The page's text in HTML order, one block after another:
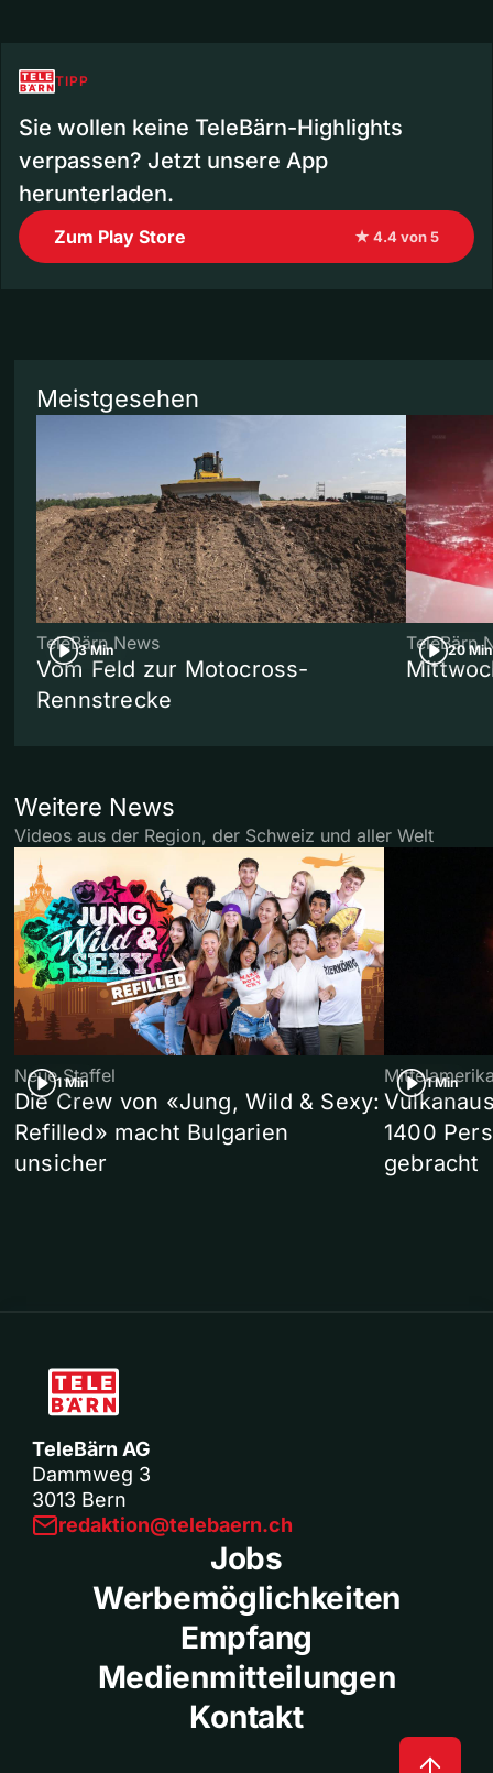
TIPP
Sie wollen keine TeleBärn-Highlights
verpassen? Jetzt unsere App
herunterladen.
Zum Play Store ★ 4.4 von 5
Meistgesehen
3 Min
TeleBärn News
Vom Feld zur Motocross-
Rennstrecke
20 Min
TeleBärn
Weitere News
Videos aus der Region, der Schweiz und aller Welt
1 Min
Neue Staffel
Die Crew von «Jung, Wild & Sexy:
Refilled» macht Bulgarien
unsicher
1 Min
1400
gebracht
TeleBärn AG
Dammweg 3
3013 Bern
redaktion@telebaern.ch
Jobs
Werbemöglichkeiten
Empfang
Medienmitteilungen
Kontakt